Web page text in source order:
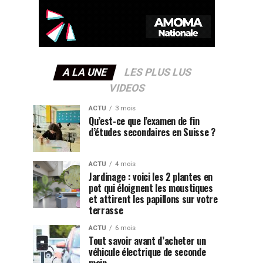
A LA UNE
LES PLUS LUS
VIDEOS
ACTU 3 mois
Qu’est-ce que l’examen de fin
d’études secondaires en Suisse ?
ACTU 4 mois
Jardinage : voici les 2 plantes en
pot qui éloignent les moustiques
et attirent les papillons sur votre
terrasse
ACTU 6 mois
Tout savoir avant d’acheter un
véhicule électrique de seconde